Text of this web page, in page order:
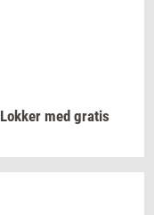
Lok­ker med gra­tis